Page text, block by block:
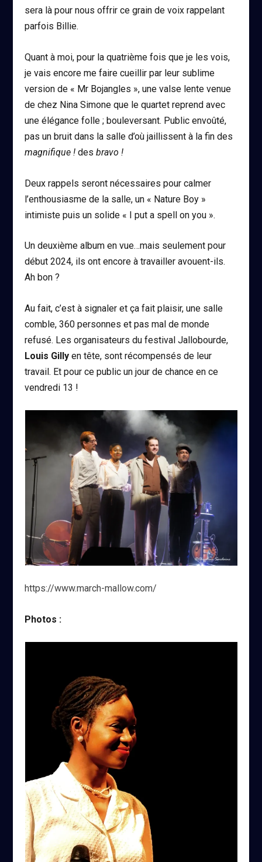
sera là pour nous offrir ce grain de voix rappelant
parfois Billie.
Quant à moi, pour la quatrième fois que je les vois,
je vais encore me faire cueillir par leur sublime
version de « Mr Bojangles », une valse lente venue
de chez Nina Simone que le quartet reprend avec
une élégance folle ; bouleversant. Public envoûté,
pas un bruit dans la salle d’où jaillissent à la fin des
magnifique ! desbravo !
Deux rappels seront nécessaires pour calmer
l’enthousiasme de la salle, un « Nature Boy »
intimiste puis un solide « I put a spell on you ».
Un deuxième album en vue…mais seulement pour
début 2024, ils ont encore à travailler avouent-ils.
Ah bon ?
Au fait, c’est à signaler et ça fait plaisir, une salle
comble, 360 personnes et pas mal de monde
refusé. Les organisateurs du festival Jallobourde,
Louis Gilly en tête, sont récompensés de leur
travail. Et pour ce public un jour de chance en ce
vendredi 13 !
https://www.march-mallow.com/
Photos :